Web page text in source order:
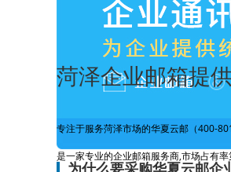
菏泽企业邮箱提
专注于服务菏泽市场的华夏云邮（400-
是一家专业的企业邮箱服务商,市场占有
为什么要采购华夏云邮企